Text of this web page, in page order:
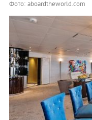
Фото: aboardtheworld.com